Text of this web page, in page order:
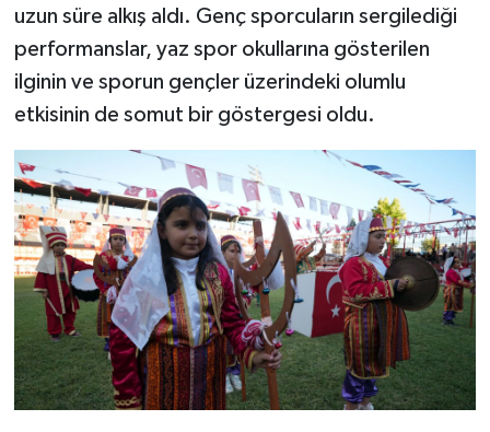
uzun süre alkış aldı. Genç sporcuların sergilediği
performanslar, yaz spor okullarına gösterilen
ilginin ve sporun gençler üzerindeki olumlu
etkisinin de somut bir göstergesi oldu.